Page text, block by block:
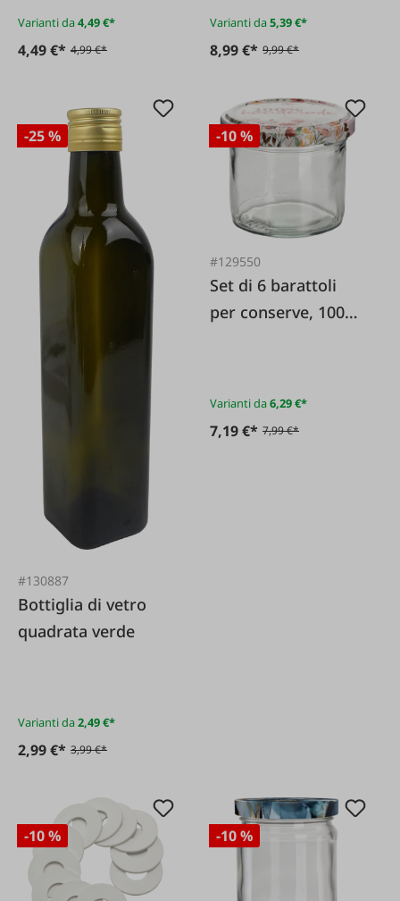
Varianti da4,49 €*
4,49 €* 4,99 €*
Varianti da5,39 €*
8,99 €* 9,99 €*
-25 %
#130887
Bottiglia di vetro
quadrata verde
Varianti da2,49 €*
2,99 €* 3,99 €*
-10 %
#129550
Set di 6 barattoli
per conserve, 100%
Varianti da6,29 €*
7,19 €* 7,99 €*
-10 % -10 %